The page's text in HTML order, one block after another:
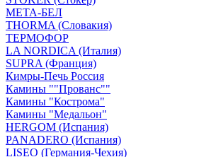
МЕТА-БЕЛ
THORMA (Словакия)
ТЕРМОФОР
LA NORDICA (Италия)
SUPRA (Франция)
Кимры-Печь Россия
Камины ""Прованс""
Камины "Кострома"
Камины "Медальон"
HERGOM (Испания)
PANADERO (Испания)
LISEO (Германия-Чехия)